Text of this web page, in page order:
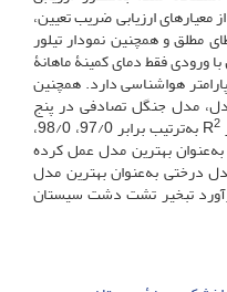
ارزیابی ضریب تعیین،
مطلق و همچنین نمودار تیلور
ورودی فقط دمای کمینۀ ماهانۀ
هواشناسی دارد. همچنین
مدل جنگل تصادفی در پنج
2 به‌ترتیب برابر 97/0، 98/0،
سناریو به‌عنوان بهترین مدل عمل کرده
درختی به‌عنوان بهترین مدل
تبخیر تشت دشت سیستان